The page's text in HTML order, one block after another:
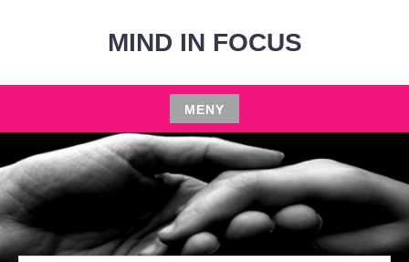
MIND IN FOCUS
MENY
Hoppa
till
innehåll